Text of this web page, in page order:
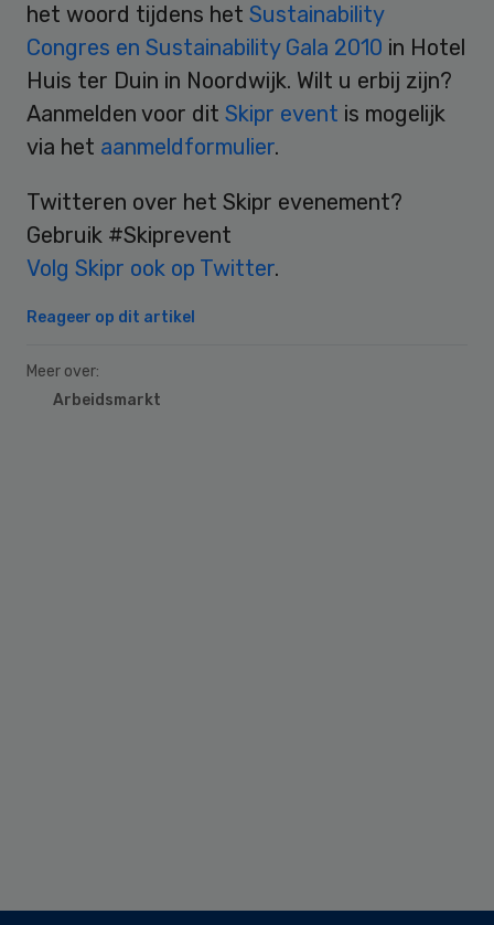
het woord tijdens het Sustainability
Congres en Sustainability Gala 2010 in Hotel
Huis ter Duin in Noordwijk. Wilt u erbij zijn?
Aanmelden voor dit Skipr event is mogelijk
via het aanmeldformulier.
Twitteren over het Skipr evenement?
Gebruik #Skiprevent
Volg Skipr ook op Twitter.
Reageer op dit artikel
Meer over:
Arbeidsmarkt